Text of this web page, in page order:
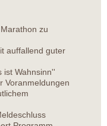
zu
auffallend guter
ist Wahnsinn''
Voranmeldungen